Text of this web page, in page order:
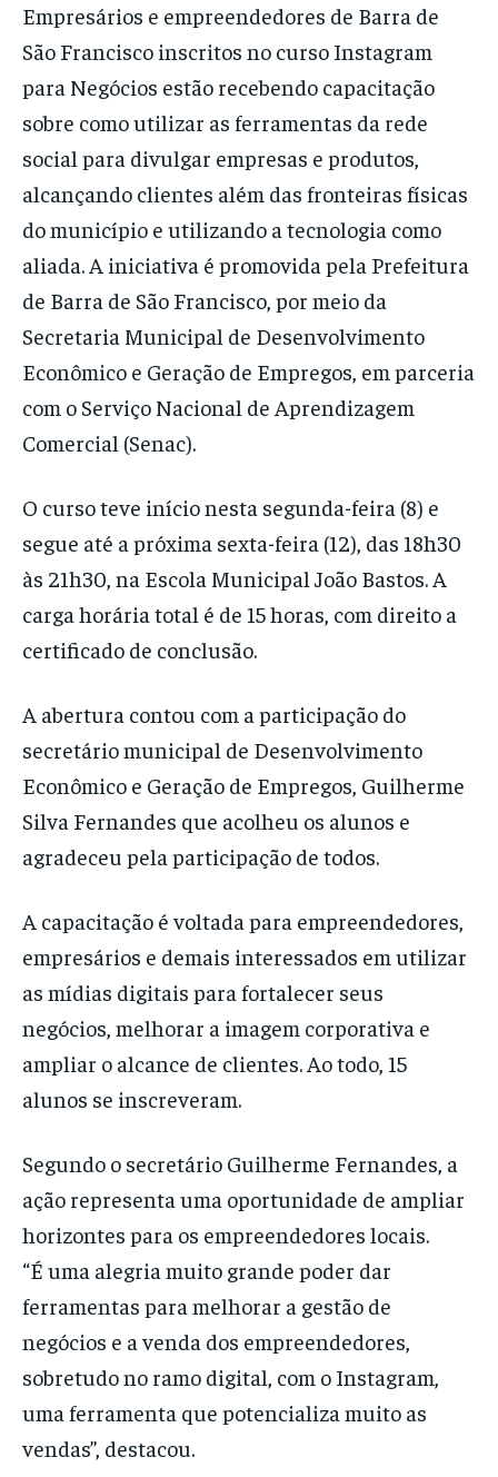
Empresários e empreendedores de Barra de
São Francisco inscritos no curso Instagram
para Negócios estão recebendo capacitação
sobre como utilizar as ferramentas da rede
social para divulgar empresas e produtos,
alcançando clientes além das fronteiras físicas
do município e utilizando a tecnologia como
aliada. A iniciativa é promovida pela Prefeitura
de Barra de São Francisco, por meio da
Secretaria Municipal de Desenvolvimento
Econômico e Geração de Empregos, em parceria
com o Serviço Nacional de Aprendizagem
Comercial (Senac).
O curso teve início nesta segunda-feira (8) e
segue até a próxima sexta-feira (12), das 18h30
às 21h30, na Escola Municipal João Bastos. A
carga horária total é de 15 horas, com direito a
certificado de conclusão.
A abertura contou com a participação do
secretário municipal de Desenvolvimento
Econômico e Geração de Empregos, Guilherme
Silva Fernandes que acolheu os alunos e
agradeceu pela participação de todos.
A capacitação é voltada para empreendedores,
empresários e demais interessados em utilizar
as mídias digitais para fortalecer seus
negócios, melhorar a imagem corporativa e
ampliar o alcance de clientes. Ao todo, 15
alunos se inscreveram.
Segundo o secretário Guilherme Fernandes, a
ação representa uma oportunidade de ampliar
horizontes para os empreendedores locais.
“É uma alegria muito grande poder dar
ferramentas para melhorar a gestão de
negócios e a venda dos empreendedores,
sobretudo no ramo digital, com o Instagram,
uma ferramenta que potencializa muito as
vendas”, destacou.